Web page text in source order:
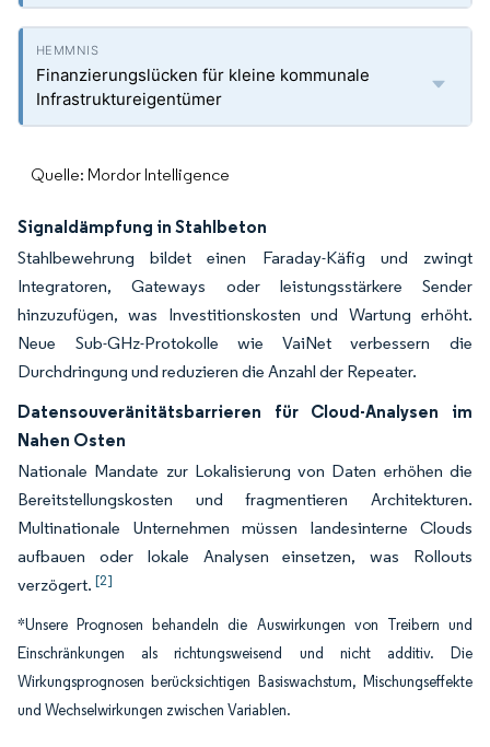
Finanzierungslücken für kleine kommunale
Infrastruktureigentümer
Quelle: Mordor Intelligence
Signaldämpfung in Stahlbeton
Stahlbewehrung bildet einen Faraday-Käfig und zwingt
Integratoren, Gateways oder leistungsstärkere Sender
hinzuzufügen, was Investitionskosten und Wartung erhöht.
Neue Sub-GHz-Protokolle wie VaiNet verbessern die
Durchdringung und reduzieren die Anzahl der Repeater.
Datensouveränitätsbarrieren für Cloud-Analysen im
Nahen Osten
Nationale Mandate zur Lokalisierung von Daten erhöhen die
Bereitstellungskosten und fragmentieren Architekturen.
Multinationale Unternehmen müssen landesinterne Clouds
aufbauen oder lokale Analysen einsetzen, was Rollouts
verzögert. [2]
*Unsere Prognosen behandeln die Auswirkungen von Treibern und
Einschränkungen als richtungsweisend und nicht additiv. Die
Wirkungsprognosen berücksichtigen Basiswachstum, Mischungseffekte
und Wechselwirkungen zwischen Variablen.